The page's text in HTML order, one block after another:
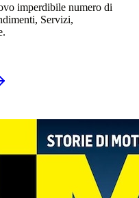
imperdibile numero di
Servizi,